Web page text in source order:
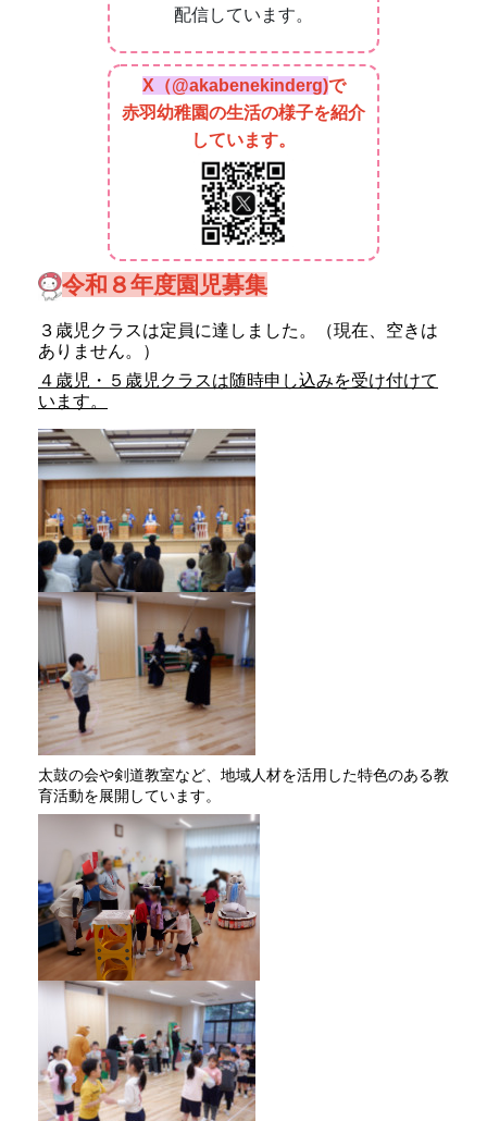
配信しています。
X（@akabenekinderg)で
赤羽幼稚園の生活の様子を紹介
しています。
令和８年度園児募集
３歳児クラスは定員に達しました。（現在、空きは
ありません。）
４歳児・５歳児クラスは随時申し込みを受け付けて
います。
太鼓の会や剣道教室など、地域人材を活用した特色のある教
育活動を展開しています。